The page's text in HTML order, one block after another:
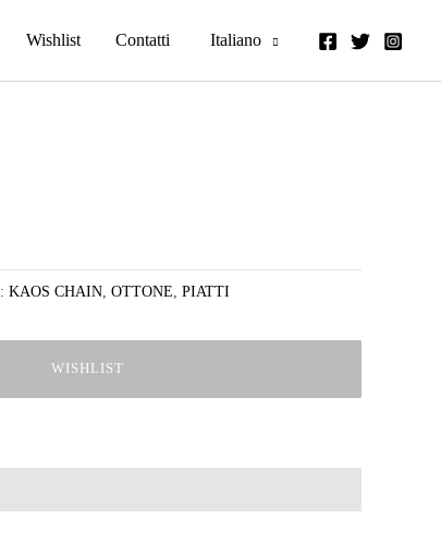
Wishlist Contatti Italiano
KAOS CHAIN, OTTONE PIATTI
WISHLIST